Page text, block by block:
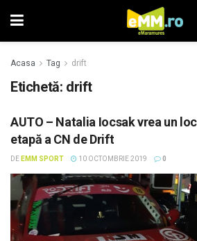
Acasa Tag drift
Etichetă: drift
AUTO – Natalia Iocsak vrea un
etapă a CN de Drift
DE EMM SPORT 10 OCTOMBRIE 2019 0